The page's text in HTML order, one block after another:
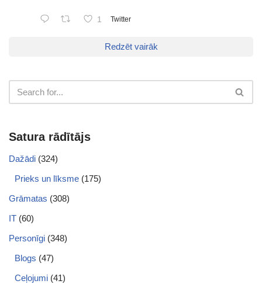
1 Twitter
Redzēt vairāk
Satura rādītājs
Dažādi (324)
Prieks un līksme (175)
Grāmatas (308)
IT (60)
Personīgi (348)
Blogs (47)
Ceļojumi (41)